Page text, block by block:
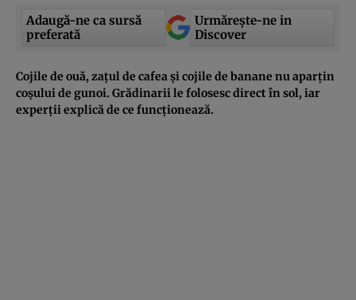
Adaugă-ne ca sursă
preferată
Urmărește-ne in
Discover
Cojile de ouă, zațul de cafea și cojile de banane nu aparțin
coșului de gunoi. Grădinarii le folosesc direct în sol, iar
experții explică de ce funcționează.